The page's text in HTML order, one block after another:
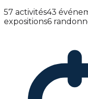
57 activités43
expositions6